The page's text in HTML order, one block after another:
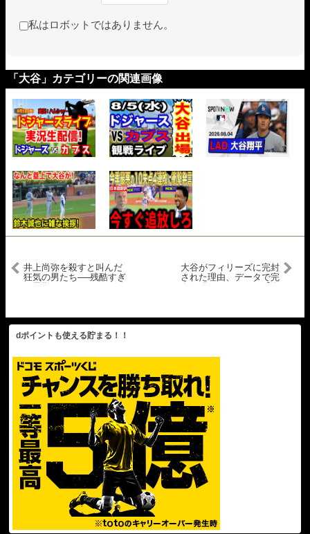
私はロボットではありません。
「大谷」カテゴリーの関連画像
井上尚弥を殺すと叫んだ
狂気の男たち──残酷すぎ
大谷がフィリーズに完封
された理由、データで完
dポイントも使える貯まる！！